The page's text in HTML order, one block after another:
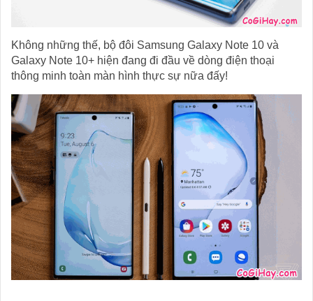
Không những thế, bộ đôi Samsung Galaxy Note 10 và
Galaxy Note 10+ hiện đang đi đầu về dòng điện thoại
thông minh toàn màn hình thực sự nữa đấy!